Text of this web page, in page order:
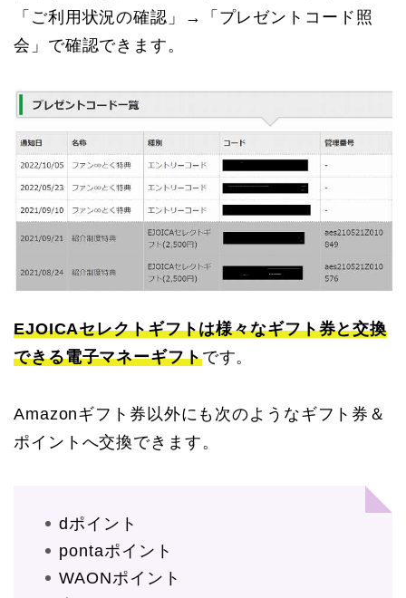
「ご利用状況の確認」→「プレゼントコード照
会」で確認できます。
EJOICAセレクトギフトは様々なギフト券と交換
できる電子マネーギフトです。
Amazonギフト券以外にも次のようなギフト券＆
ポイントへ交換できます。
dポイント
pontaポイント
WAONポイント